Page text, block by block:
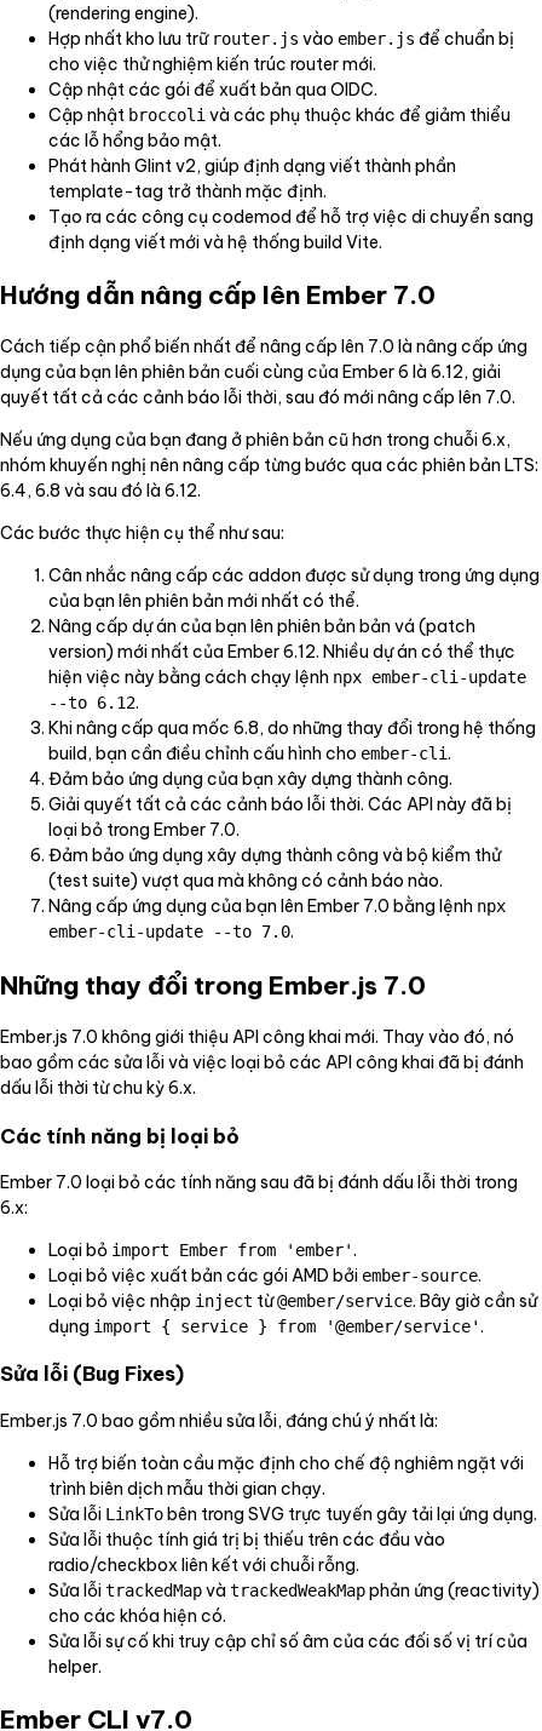
(rendering engine).
Hợp nhất kho lưu trữ router.js vào ember.js để chuẩn bị
cho việc thử nghiệm kiến trúc router mới.
Cập nhật các gói để xuất bản qua OIDC.
Cập nhật broccoli và các phụ thuộc khác để giảm thiểu
các lỗ hổng bảo mật.
Phát hành Glint v2, giúp định dạng viết thành phần
template-tag trở thành mặc định.
Tạo ra các công cụ codemod để hỗ trợ việc di chuyển sang
định dạng viết mới và hệ thống build Vite.
Hướng dẫn nâng cấp lên Ember 7.0
Cách tiếp cận phổ biến nhất để nâng cấp lên 7.0 là nâng cấp ứng
dụng của bạn lên phiên bản cuối cùng của Ember 6 là 6.12, giải
quyết tất cả các cảnh báo lỗi thời, sau đó mới nâng cấp lên 7.0.
Nếu ứng dụng của bạn đang ở phiên bản cũ hơn trong chuỗi 6.x,
nhóm khuyến nghị nên nâng cấp từng bước qua các phiên bản LTS:
6.4, 6.8 và sau đó là 6.12.
Các bước thực hiện cụ thể như sau:
Cân nhắc nâng cấp các addon được sử dụng trong ứng dụng
của bạn lên phiên bản mới nhất có thể.
Nâng cấp dự án của bạn lên phiên bản bản vá (patch
version) mới nhất của Ember 6.12. Nhiều dự án có thể thực
hiện việc này bằng cách chạy lệnh npx ember-cli-update
--to 6.12.
Khi nâng cấp qua mốc 6.8, do những thay đổi trong hệ thống
build, bạn cần điều chỉnh cấu hình cho ember-cli.
Đảm bảo ứng dụng của bạn xây dựng thành công.
Giải quyết tất cả các cảnh báo lỗi thời. Các API này đã bị
loại bỏ trong Ember 7.0.
Đảm bảo ứng dụng xây dựng thành công và bộ kiểm thử
(test suite) vượt qua mà không có cảnh báo nào.
Nâng cấp ứng dụng của bạn lên Ember 7.0 bằng lệnh npx
ember-cli-update --to 7.0.
Những thay đổi trong Ember.js 7.0
Ember.js 7.0 không giới thiệu API công khai mới. Thay vào đó, nó
bao gồm các sửa lỗi và việc loại bỏ các API công khai đã bị đánh
dấu lỗi thời từ chu kỳ 6.x.
Các tính năng bị loại bỏ
Ember 7.0 loại bỏ các tính năng sau đã bị đánh dấu lỗi thời trong
6.x:
Loại bỏ import Ember from 'ember'.
Loại bỏ việc xuất bản các gói AMD bởi ember-source.
Loại bỏ việc nhập inject từ@ember/service. Bây giờ cần sử
dụng import { service } from '@ember/service'.
Sửa lỗi (Bug Fixes)
Ember.js 7.0 bao gồm nhiều sửa lỗi, đáng chú ý nhất là:
Hỗ trợ biến toàn cầu mặc định cho chế độ nghiêm ngặt với
trình biên dịch mẫu thời gian chạy.
Sửa lỗi LinkTobên trong SVG trực tuyến gây tải lại ứng dụng.
Sửa lỗi thuộc tính giá trị bị thiếu trên các đầu vào
radio/checkbox liên kết với chuỗi rỗng.
Sửa lỗitrackedMapvà trackedWeakMapphản ứng (reactivity)
cho các khóa hiện có.
Sửa lỗi sự cố khi truy cập chỉ số âm của các đối số vị trí của
helper.
Ember CLI v7.0